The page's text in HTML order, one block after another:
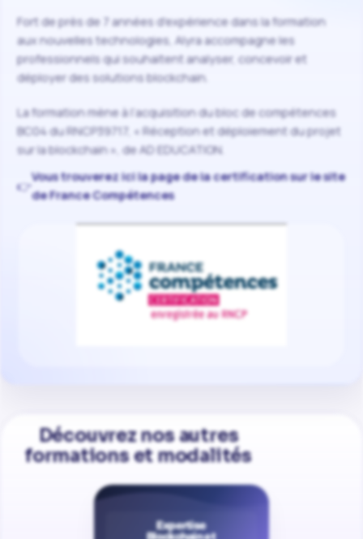
Fort de près de 7 années d'expérience dans la formation
aux nouvelles technologies, Alyra accompagne les
professionnels qui souhaitent analyser, concevoir et
déployer des solutions blockchain.
La formation mène à l’acquisition du bloc de compétences
BC04 du RNCP39717, « Réception et déploiement du projet
sur la blockchain », de AD EDUCATION.
👉
Vous trouverez ici la page de la certification sur le site
de France Compétences
Découvrez nos autres
formations et modalités